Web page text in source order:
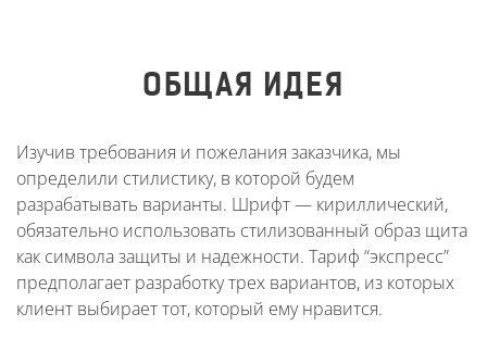
ОБЩАЯ ИДЕЯ
Изучив требования и пожелания заказчика, мы
определили стилистику, в которой будем
разрабатывать варианты. Шрифт — кириллический,
обязательно использовать стилизованный образ щита
как символа защиты и надежности. Тариф “экспресс”
предполагает разработку трех вариантов, из которых
клиент выбирает тот, который ему нравится.